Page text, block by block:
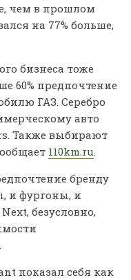
чем в прошлом
на 77% больше,
бизнеса тоже
60% предпочтение
ГАЗ. Серебро
авто
Также выбирают
110km.ru
бренду
и фургоны, и
безусловно,
показал себя как